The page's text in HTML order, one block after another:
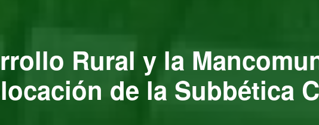
Rural y la
de la Subbética